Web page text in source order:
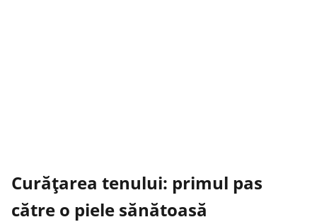
Curățarea tenului: primul pas
către o piele sănătoasă